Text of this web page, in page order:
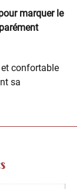
marquer le
et confortable
sa